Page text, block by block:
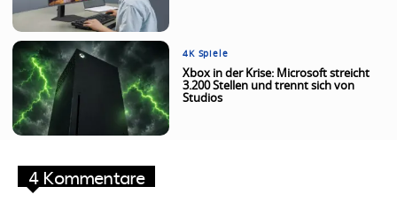
4K Spiele
Xbox in der Krise: Microsoft streicht
3.200 Stellen und trennt sich von
Studios
4 Kommentare